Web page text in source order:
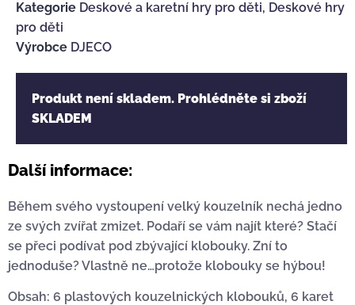
Kategorie Deskové a karetní hry pro děti, Deskové hry
pro děti
Výrobce DJECO
Produkt není skladem. Prohlédněte si zboží
SKLADEM
Další informace:
Během svého vystoupení velký kouzelník nechá jedno
ze svých zvířat zmizet. Podaří se vám najít které? Stačí
se přeci podívat pod zbývající klobouky. Zní to
jednoduše? Vlastně ne…protože klobouky se hýbou!
Obsah: 6 plastových kouzelnických klobouků, 6 karet